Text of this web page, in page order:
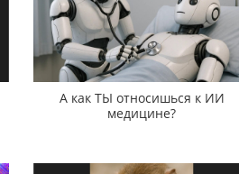
А как ТЫ относишься к ИИ
медицине?